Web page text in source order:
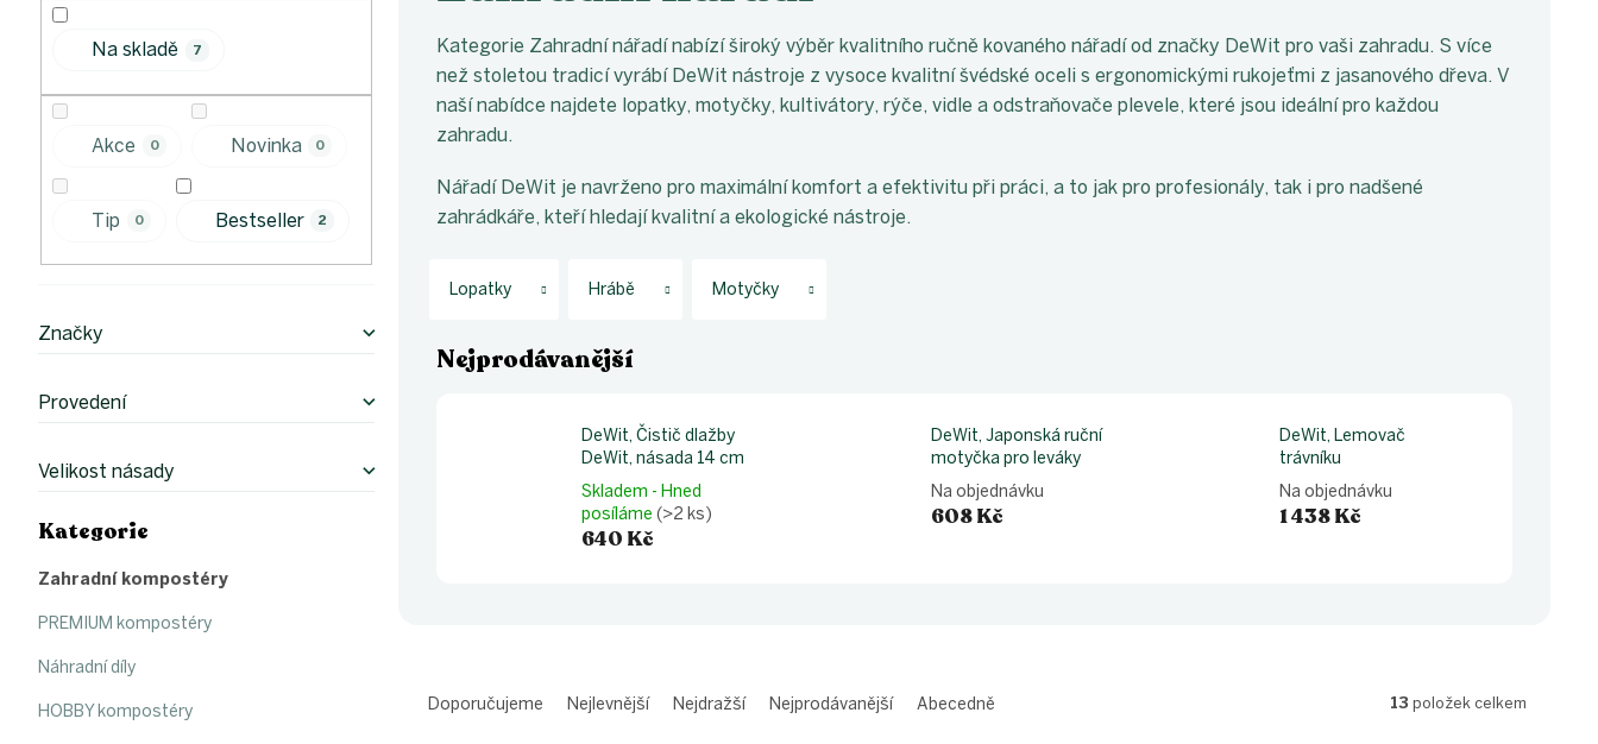
Na skladě 7
Akce 0 Novinka 0
Tip 0 Bestseller 2
Značky
Provedení
Velikost násady
Přeskočit
Kategorie
Zahradní kompostéry
PREMIUM kompostéry
Náhradní díly
HOBBY kompostéry
Kategorie Zahradní nářadí nabízí široký výběr kvalitního ručně kovaného nářadí od značky DeWit pro vaši zahradu. S více
než stoletou tradicí vyrábí DeWit nástroje z vysoce kvalitní švédské oceli s ergonomickými rukojeťmi z jasanového dřeva. V
naší nabídce najdete lopatky, motyčky, kultivátory, rýče, vidle a odstraňovače plevele, které jsou ideální pro každou
zahradu.
Nářadí DeWit je navrženo pro maximální komfort a efektivitu při práci, a to jak pro profesionály, tak i pro nadšené
zahrádkáře, kteří hledají kvalitní a ekologické nástroje.
Lopatky Hrábě Motyčky
Nejprodávanější
DeWit, Čistič dlažby
DeWit, násada 14 cm
Skladem - Hned
posíláme (>2 ks)
640 Kč
DeWit, Japonská ruční
motyčka pro leváky
Na objednávku
608 Kč
DeWit, Lemovač
trávníku
Na objednávku
1 438 Kč
aDoporučujeme Nejlevnější Nejdražší Nejprodávanější Abecedně 13 položek celkem